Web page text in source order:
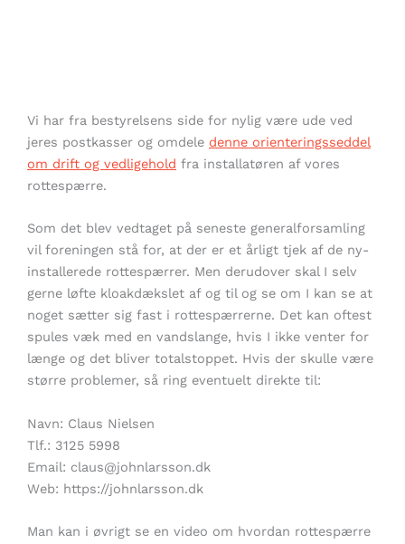
Vi har fra bestyrelsens side for nylig være ude ved
jeres postkasser og omdele denne orienteringsseddel
om drift og vedligehold fra installatøren af vores
rottespærre.
Som det blev vedtaget på seneste generalforsamling
vil foreningen stå for, at der er et årligt tjek af de ny-
installerede rottespærrer. Men derudover skal I selv
gerne løfte kloakdækslet af og til og se om I kan se at
noget sætter sig fast i rottespærrerne. Det kan oftest
spules væk med en vandslange, hvis I ikke venter for
længe og det bliver totalstoppet. Hvis der skulle være
større problemer, så ring eventuelt direkte til:
Navn: Claus Nielsen
Tlf.: 3125 5998
Email: claus@johnlarsson.dk
Web: https://johnlarsson.dk
Man kan i øvrigt se en video om hvordan rottespærre